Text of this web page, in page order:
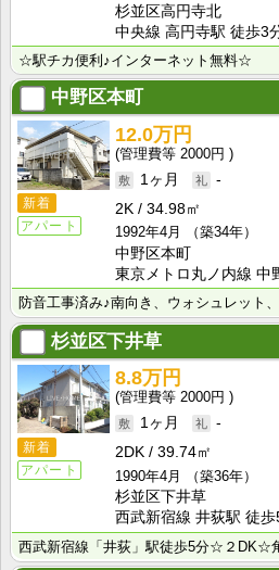
杉並区高円寺北
中央線 高円寺駅 徒歩3
☆駅チカ便利♪インターネット無料☆
中野区本町
新着
アパート
12.0万円
2000円
1ヶ月
-
2K
34.98㎡
1992年4月
（築34年）
中野区本町
東京メトロ丸ノ内線 中
防音工事済み♪南向き、ウォシュレット
杉並区下井草
新着
アパート
8.8万円
2000円
1ヶ月
-
2DK
39.74㎡
1990年4月
（築36年）
杉並区下井草
西武新宿線 井荻駅 徒歩
西武新宿線「井荻」駅徒歩5分☆２DK☆